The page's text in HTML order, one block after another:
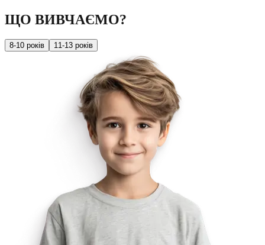
ЩО ВИВЧАЄМО?
8-10 років 11-13 років